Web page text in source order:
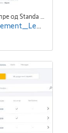
3 Године пре од Standa Blaha
3.-Equipement_Lena_VR_Detail-ENG.jpg